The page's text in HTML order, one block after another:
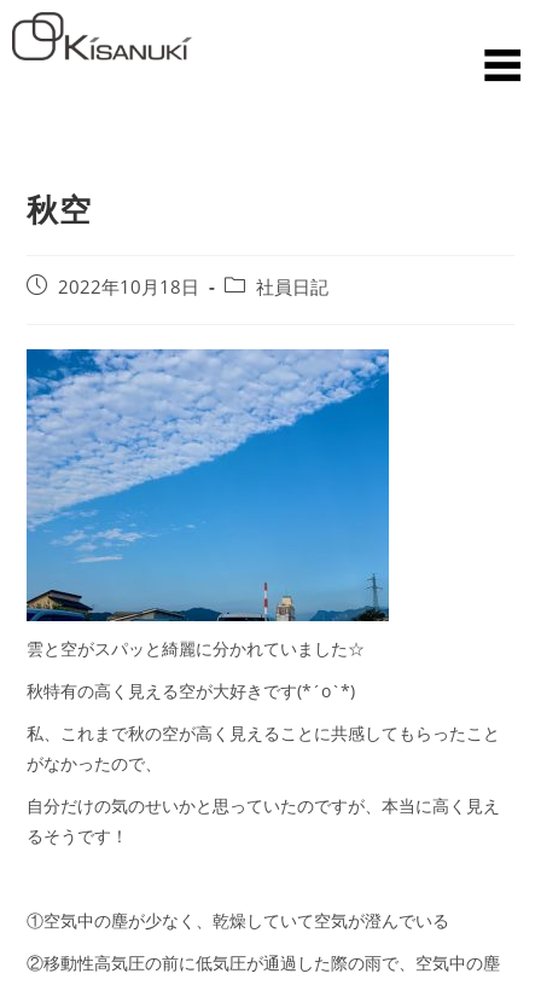
秋空
2022年10月18日 社員日記
雲と空がスパッと綺麗に分かれていました☆
秋特有の高く見える空が大好きです(*´o`*)
私、これまで秋の空が高く見えることに共感してもらったこと
がなかったので、
自分だけの気のせいかと思っていたのですが、本当に高く見え
るそうです！
①空気中の塵が少なく、乾燥していて空気が澄んでいる
②移動性高気圧の前に低気圧が通過した際の雨で、空気中の塵